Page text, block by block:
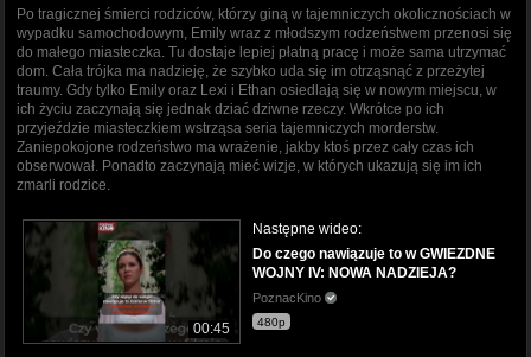
Po tragicznej śmierci rodziców, którzy giną w tajemniczych okolicznościach w
wypadku samochodowym, Emily wraz z młodszym rodzeństwem przenosi się
do małego miasteczka. Tu dostaje lepiej płatną pracę i może sama utrzymać
dom. Cała trójka ma nadzieję, że szybko uda się im otrząsnąć z przeżytej
traumy. Gdy tylko Emily oraz Lexi i Ethan osiedlają się w nowym miejscu, w
ich życiu zaczynają się jednak dziać dziwne rzeczy. Wkrótce po ich
przyjeździe miasteczkiem wstrząsa seria tajemniczych morderstw.
Zaniepokojone rodzeństwo ma wrażenie, jakby ktoś przez cały czas ich
obserwował. Ponadto zaczynają mieć wizje, w których ukazują się im ich
zmarli rodzice.
00:45
Następne wideo:
Do czego nawiązuje to w GWIEZDNE
WOJNY IV: NOWA NADZIEJA?
PoznacKino
480p